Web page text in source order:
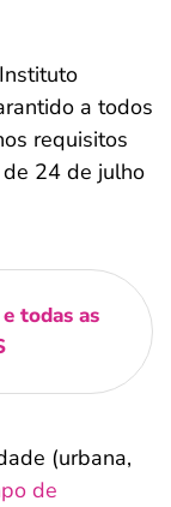
a todos
requisitos
24 de julho
todas as
(urbana,
de